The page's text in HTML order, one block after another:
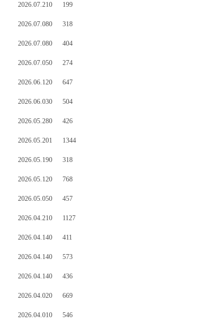
2026.07.21 0 199
2026.07.080 318
2026.07.080 404
2026.07.050 274
2026.06.120 647
2026.06.030 504
2026.05.280 426
2026.05.201 1344
2026.05.190 318
2026.05.120 768
2026.05.050 457
2026.04.21 0 1127
2026.04.140 411
2026.04.140 573
2026.04.140 436
2026.04.020 669
2026.04.01 0 546